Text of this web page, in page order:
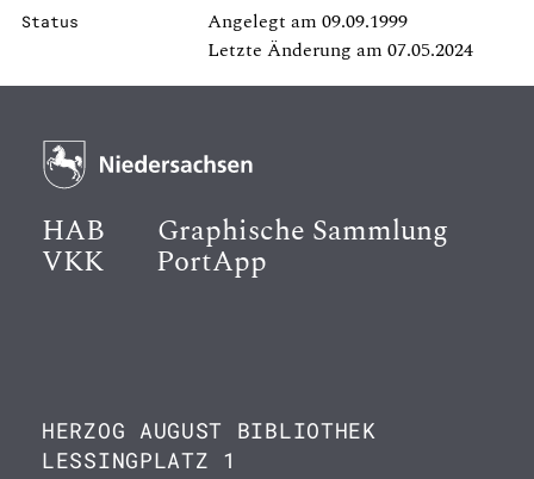
Status
Angelegt am 09.09.1999
Letzte Änderung am 07.05.2024
HAB Graphische Sammlung
VKK PortApp
HERZOG AUGUST BIBLIOTHEK
LESSINGPLATZ 1